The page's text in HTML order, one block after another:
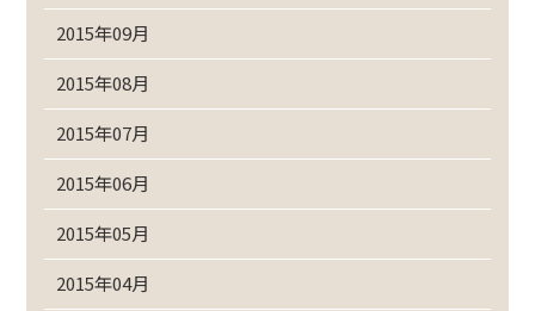
2015年09月
2015年08月
2015年07月
2015年06月
2015年05月
2015年04月